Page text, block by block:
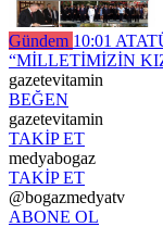
Gündem 10:01
“MİLLETİMİZİN
gazetevitamin
BEĞEN
gazetevitamin
TAKİP ET
medyabogaz
TAKİP ET
@bogazmedyatv
ABONE OL